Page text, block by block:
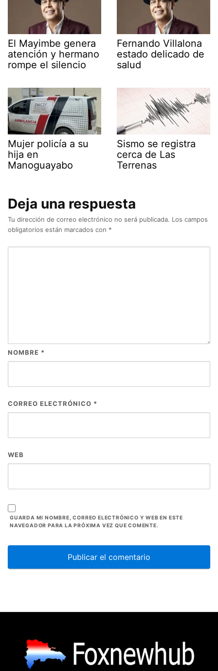
El Mayimbe genera
atención y hermano
rompe el silencio
Fernando Villalona
estado delicado de
salud
Mujer policía a su
hija en
Manoguayabo
Sismo se registra
cerca de Las
Terrenas
Deja una respuesta
Tu dirección de correo electrónico no será publicada. Los campos
obligatorios están marcados con *
NOMBRE *
CORREO ELECTRÓNICO *
WEB
GUARDA MI NOMBRE, CORREO ELECTRÓNICO Y WEB EN ESTE
NAVEGADOR PARA LA PRÓXIMA VEZ QUE COMENTE.